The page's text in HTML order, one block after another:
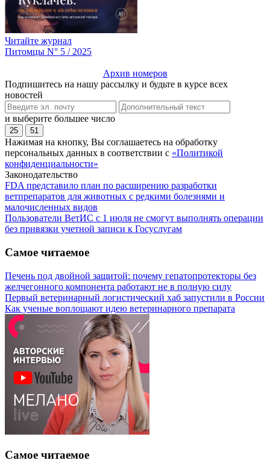
Читайте журнал
Питомцы N° 5 / 2025
Архив номеров
Подпишитесь на нашу рассылку и будьте в курсе всех
новостей
и выберите большее число
25 51
Нажимая на кнопку, Вы соглашаетесь на обработку
персональных данных в соответствии с «Политикой
конфиденциальности»
Законодательство
FDA представило план по расширению разработки
ветпрепаратов для животных с редкими болезнями и
малочисленных видов
Пользователи ВетИС с 1 июля не смогут выполнять операции
без привязки учетной записи к Госуслугам
Самое читаемое
Печень под двойной защитой: почему гепатопротекторы без
желчегонного компонента работают не в полную силу
Первый ветеринарный логистический хаб запустили в России
Как ученые воплощают идею ветеринарного препарата
Самое читаемое